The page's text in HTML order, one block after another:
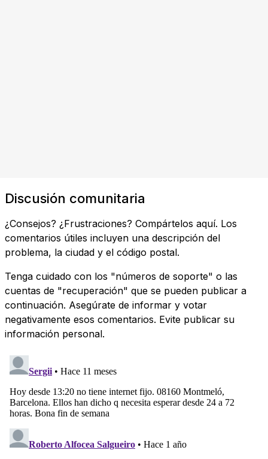
Discusión comunitaria
¿Consejos? ¿Frustraciones? Compártelos aquí. Los
comentarios útiles incluyen una descripción del
problema, la ciudad y el código postal.
Tenga cuidado con los "números de soporte" o las
cuentas de "recuperación" que se pueden publicar a
continuación. Asegúrate de informar y votar
negativamente esos comentarios. Evite publicar su
información personal.